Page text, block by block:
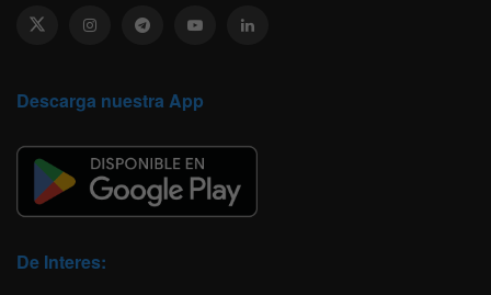
Descarga nuestra App
De Interes: